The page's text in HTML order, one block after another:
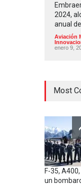
2024,
anual
Aviación
enero 9,
Most
F-35,
un